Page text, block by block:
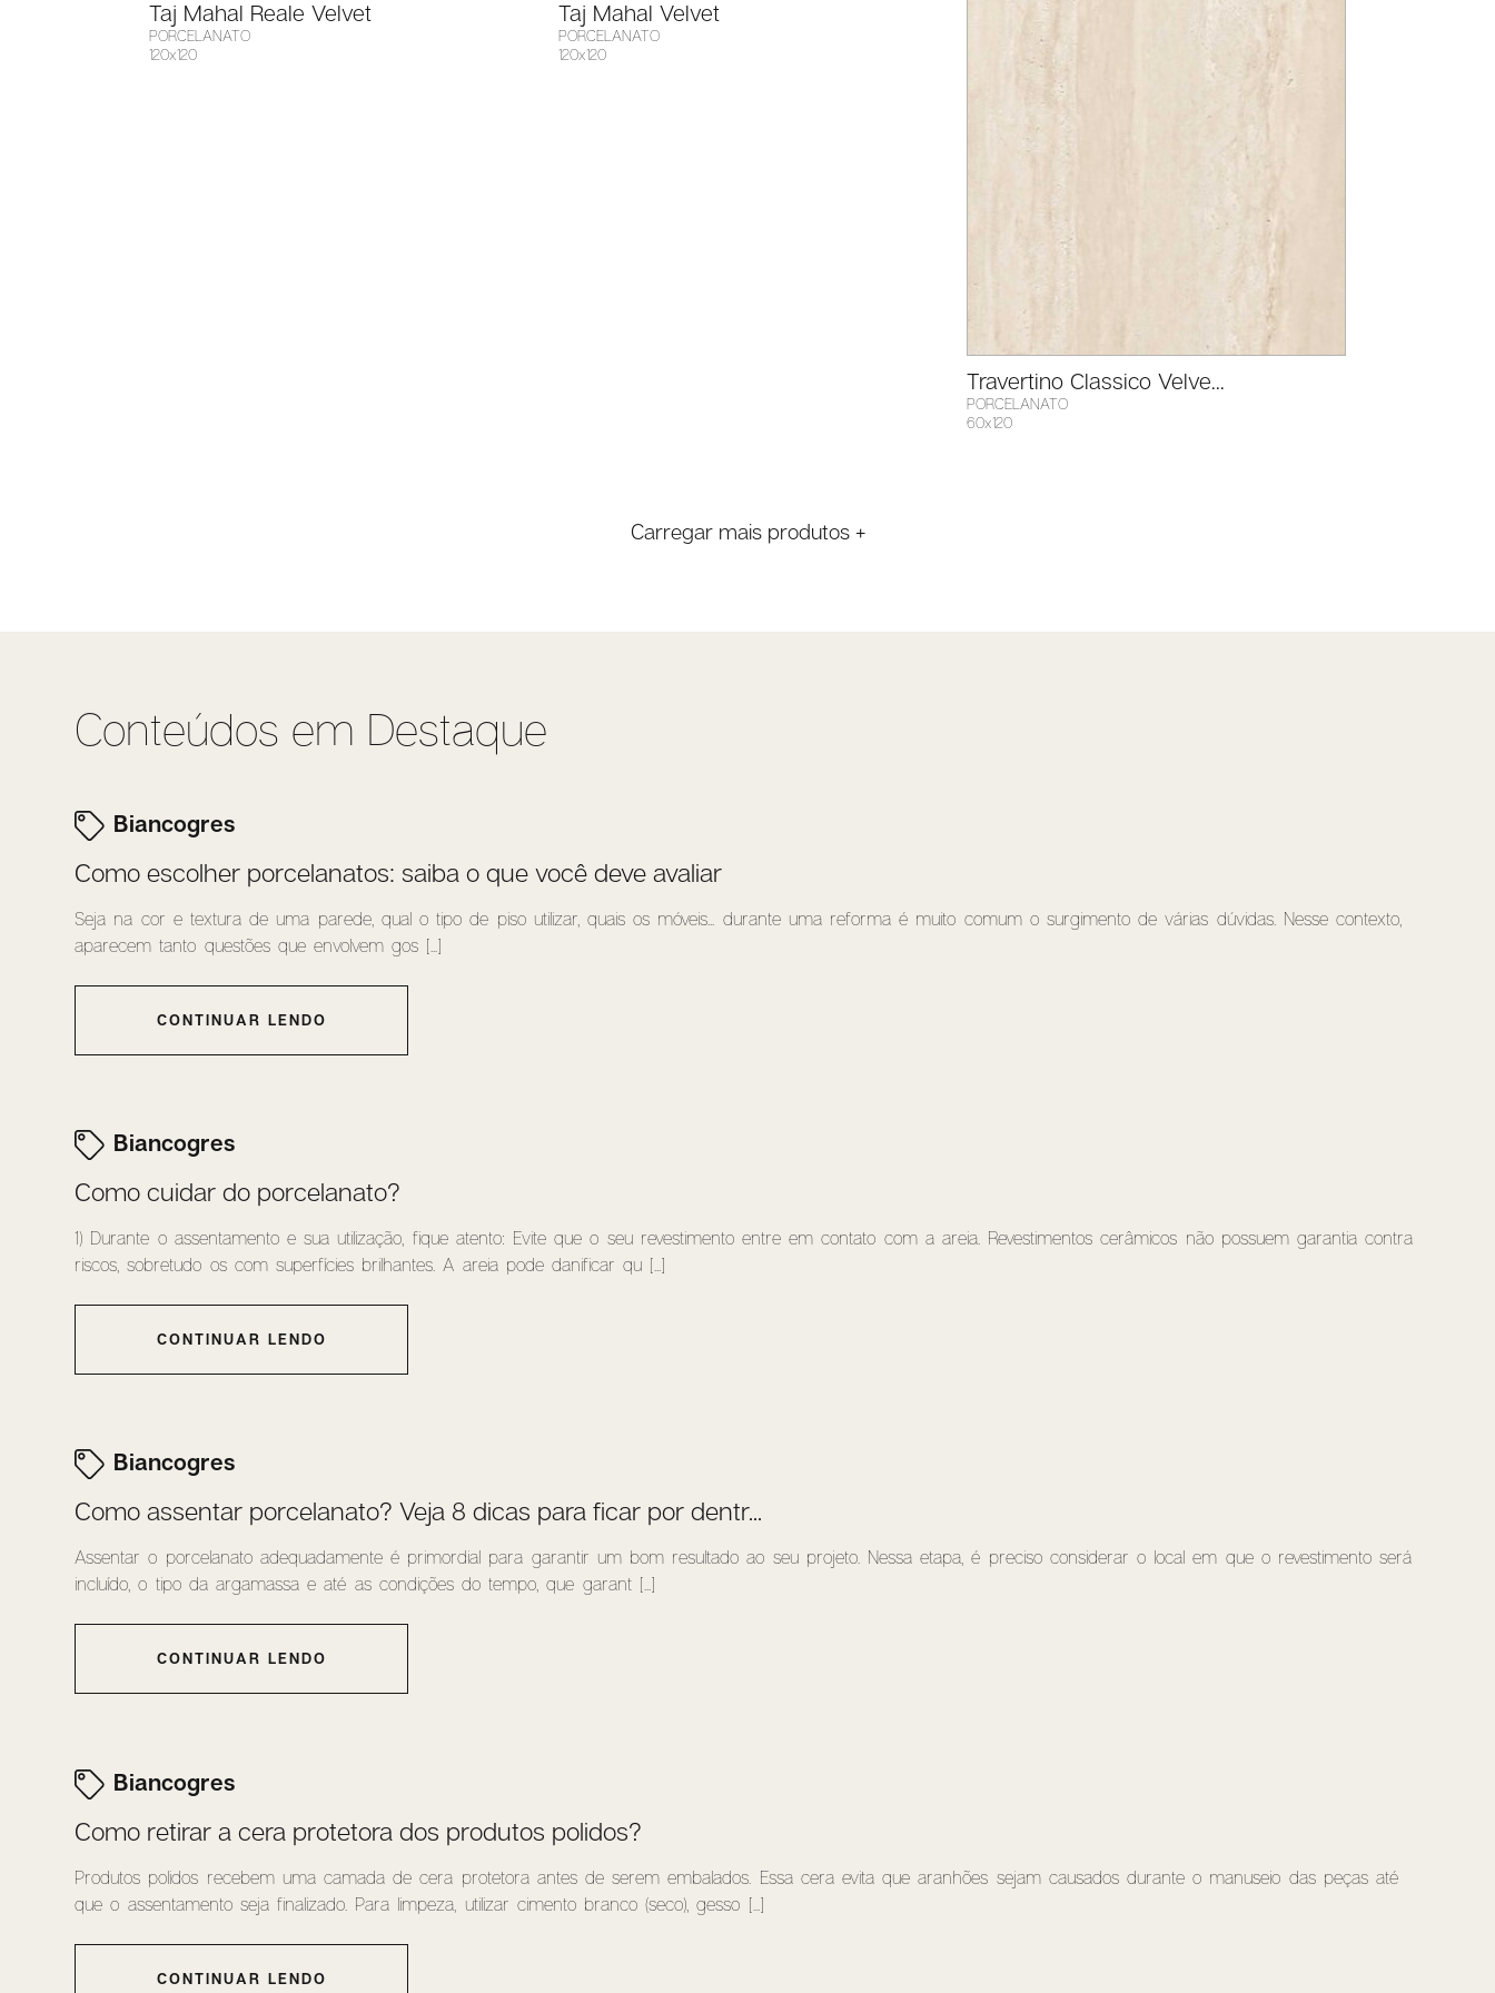
Taj Mahal Reale Velvet
PORCELANATO
120x120
Taj Mahal Velvet
PORCELANATO
120x120
Travertino Classico Velve...
PORCELANATO
60x120
Carregar mais produtos +
Conteúdos em Destaque
Biancogres
Como escolher porcelanatos: saiba o que você deve avaliar
Seja na cor e textura de uma parede, qual o tipo de piso utilizar, quais os móveis... durante uma reforma é muito comum o surgimento de várias dúvidas. Nesse contexto,
aparecem tanto questões que envolvem gos [...]
CONTINUAR LENDO
Biancogres
Como cuidar do porcelanato?
1) Durante o assentamento e sua utilização, fique atento: Evite que o seu revestimento entre em contato com a areia. Revestimentos cerâmicos não possuem garantia contra
riscos, sobretudo os com superfícies brilhantes. A areia pode danificar qu [...]
CONTINUAR LENDO
Biancogres
Como assentar porcelanato? Veja 8 dicas para ficar por dentr...
Assentar o porcelanato adequadamente é primordial para garantir um bom resultado ao seu projeto. Nessa etapa, é preciso considerar o local em que o revestimento será
incluído, o tipo da argamassa e até as condições do tempo, que garant [...]
CONTINUAR LENDO
Biancogres
Como retirar a cera protetora dos produtos polidos?
Produtos polidos recebem uma camada de cera protetora antes de serem embalados. Essa cera evita que aranhões sejam causados durante o manuseio das peças até
que o assentamento seja finalizado. Para limpeza, utilizar cimento branco (seco), gesso [...]
CONTINUAR LENDO